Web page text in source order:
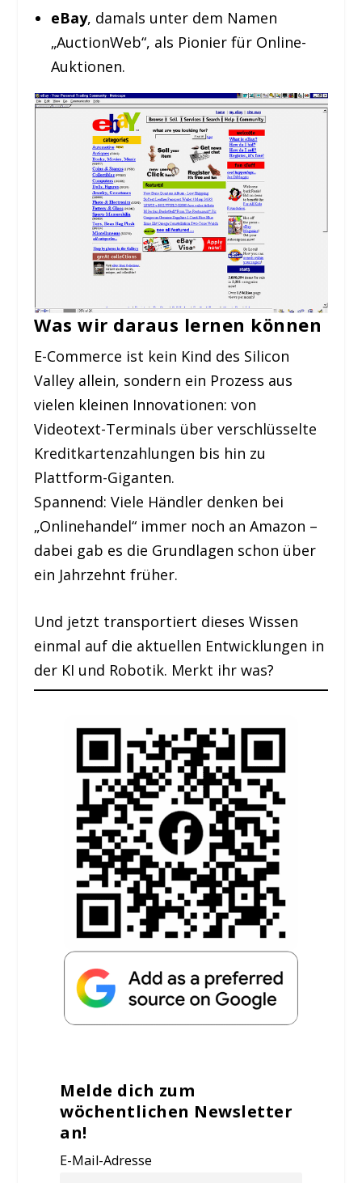
eBay, damals unter dem Namen
„AuctionWeb“, als Pionier für Online-
Auktionen.
Was wir daraus lernen können
E-Commerce ist kein Kind des Silicon
Valley allein, sondern ein Prozess aus
vielen kleinen Innovationen: von
Videotext-Terminals über verschlüsselte
Kreditkartenzahlungen bis hin zu
Plattform-Giganten.
Spannend: Viele Händler denken bei
„Onlinehandel“ immer noch an Amazon –
dabei gab es die Grundlagen schon über
ein Jahrzehnt früher.
Und jetzt transportiert dieses Wissen
einmal auf die aktuellen Entwicklungen in
der KI und Robotik. Merkt ihr was?
Melde dich zum
wöchentlichen Newsletter
an!
E-Mail-Adresse